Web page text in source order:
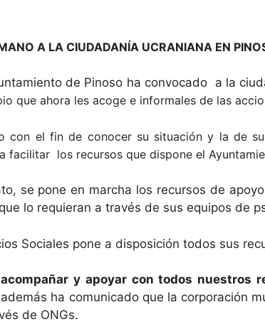
A LA CIUDADANÍA UCRANIANA EN
de Pinoso ha convocado a la
que ahora les acoge e informales de las
con el fin de conocer su situación y la de
facilitar los recursos que dispone el
se pone en marcha los recursos de
lo requieran a través de sus equipos de
Sociales pone a disposición todos sus
y apoyar con todos
ha comunicado que la corporación
de ONGs.